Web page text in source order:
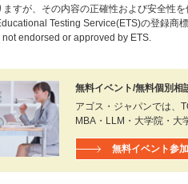
すが、その内容の正確性および安全性を
Testing Service(ETS)の登録商標
endorsed or approved by ETS.
無料イベント/無料個別相
アゴス・ジャパンでは、
MBA・LLM・大学院・大
無料イベント参